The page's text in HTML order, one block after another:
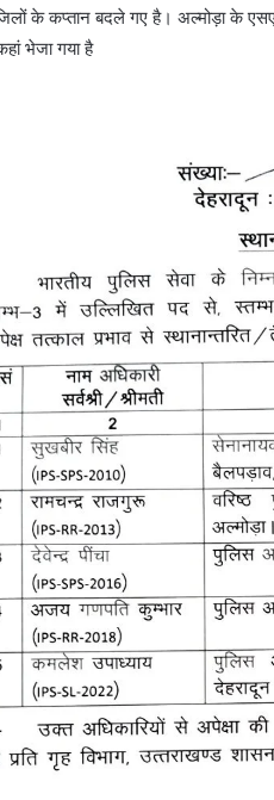
के कप्तान बदले गए है। अल्मोड़ा के
भेजा गया है